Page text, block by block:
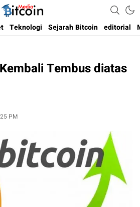
Media Indonesiadan Blockchain di Indonesia
Teknologi Sejarah Bitcoin editorial
Tembus diatas
PM